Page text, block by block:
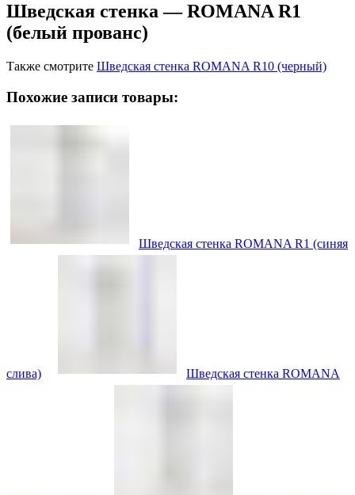
Шведская стенка — ROMANA R1
(белый прованс)
Также смотрите Шведская стенка ROMANA R10 (черный)
Похожие записи товары:
Шведская стенка ROMANA R1 (синяя
слива) Шведская стенка ROMANA